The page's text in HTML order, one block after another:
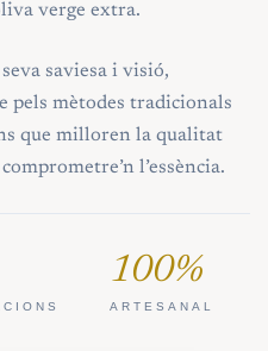
verge extra.
saviesa i visió,
pels mètodes tradicionals
que milloren la qualitat
l’essència.
100%
ARTESANAL